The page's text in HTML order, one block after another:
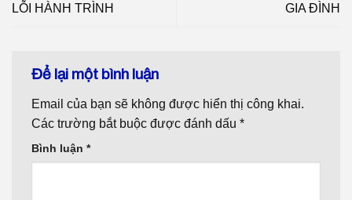
LỖI HÀNH TRÌNH
GIA ĐÌNH
Để lại một bình luận
Email của bạn sẽ không được hiển thị công khai.
Các trường bắt buộc được đánh dấu *
Bình luận *